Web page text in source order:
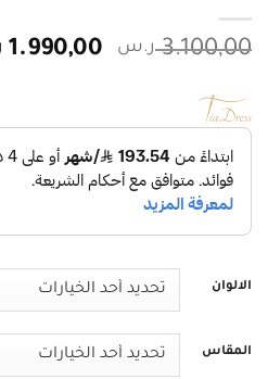
3.100,00 ر.س
السعر
3.100,00 ر.س.
1.990,00
الالوان
المقاس